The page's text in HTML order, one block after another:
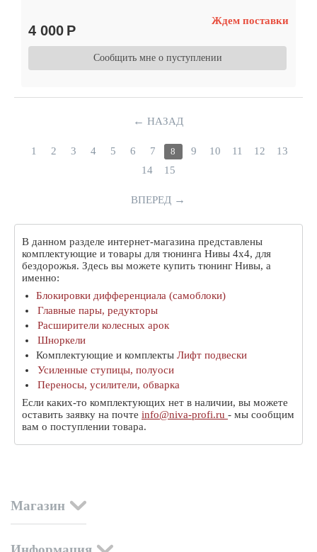
4 000 Р
Ждем поставки
Сообщить мне о пуступлении
← НАЗАД
1 2 3 4 5 6 7 8 9 10 11 12
13
14
15
ВПЕРЕД →
В данном разделе интернет-магазина представлены
комплектующие и товары для тюнинга Нивы 4х4, для
бездорожья. Здесь вы можете купить тюнинг Нивы, а
именно:
Блокировки дифференциала (самоблоки)
Главные пары, редукторы
Расширители колесных арок
Шноркели
Комплектующие и комплекты Лифт подвески
Усиленные ступицы, полуоси
Переносы, усилители, обварка
Если каких-то комплектующих нет в наличии, вы можете
оставить заявку на почте info@niva-profi.ru - мы сообщим
вам о поступлении товара.
Магазин